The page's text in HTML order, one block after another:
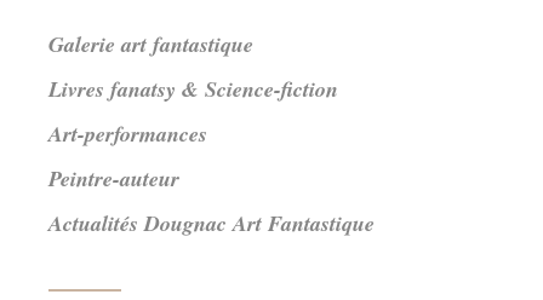
Galerie art fantastique
Livres fanatsy & Science-fiction
Art-performances
Peintre-auteur
Actualités Dougnac Art Fantastique